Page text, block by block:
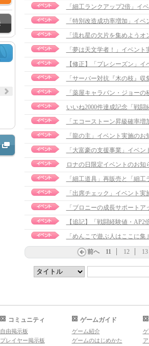
「細工ランクアップ2倍」イ
「特別改造成功率増加」イ
「流れ星の欠片を集めよう
「夢は天文学者！」イベント
【修正】「プレシーズン」
「サーバー対抗『木の枝』
「薬屋キャラバン・ジョー
いいね2000件達成記念「戦
「エコーストーン昇級確率
「龍の主」イベント実施の
「大富豪の支援事業」イベ
ロナの日限定イベントのお知
「細工道具」再販売と「細
「出席チェック」イベント実
「ブロニーの成長サポート
【追記】「戦闘経験値・AP2
「めんこで遊ぶ人はここに
前へ 11 12 13
コミュニティ
自由掲示板
プレイヤー掲示板
ゲームガイド
ゲーム紹介
ゲームのはじめかた